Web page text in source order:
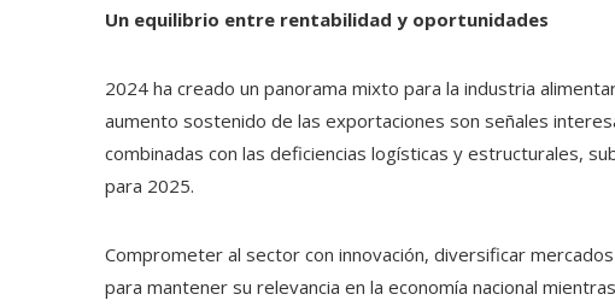
Un equilibrio entre rentabilidad y oportunidades
2024 ha creado un panorama mixto para la industria
aumento sostenido de las exportaciones son señales
combinadas con las deficiencias logísticas y estructurales,
para 2025.
Comprometer al sector con innovación, diversificar
para mantener su relevancia en la economía nacional